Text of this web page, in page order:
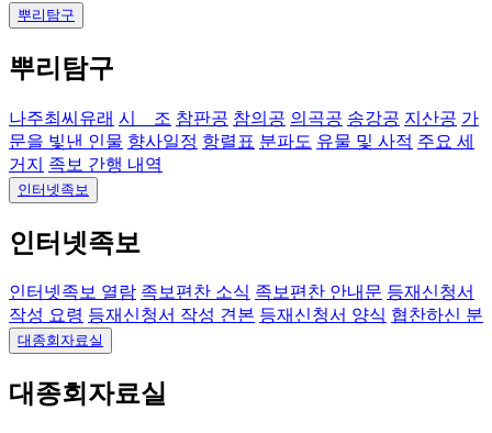
뿌리탐구
뿌리탐구
나주최씨유래 시 조 참판공 참의공 의곡공 송강공 지산공 가
문을 빛낸 인물 향사일정 항렬표 분파도 유물 및 사적 주요 세
거지
족보 간행 내역
인터넷족보
인터넷족보
인터넷족보 열람 족보편찬 소식 족보편찬 안내문 등재신청서
작성 요령 등재신청서 작성 견본 등재신청서 양식 협찬하신 분
대종회자료실
대종회자료실